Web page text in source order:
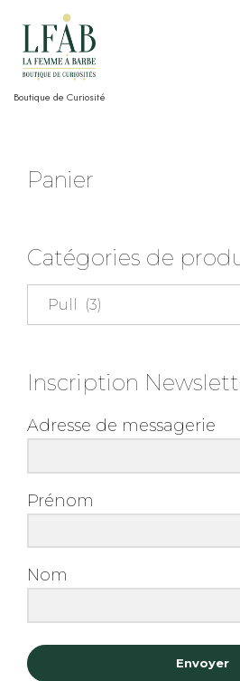
Boutique de Curiosité
Panier
Catégories de
Pull (3)
Inscription
Adresse de messagerie
Prénom
Nom
Envoyer